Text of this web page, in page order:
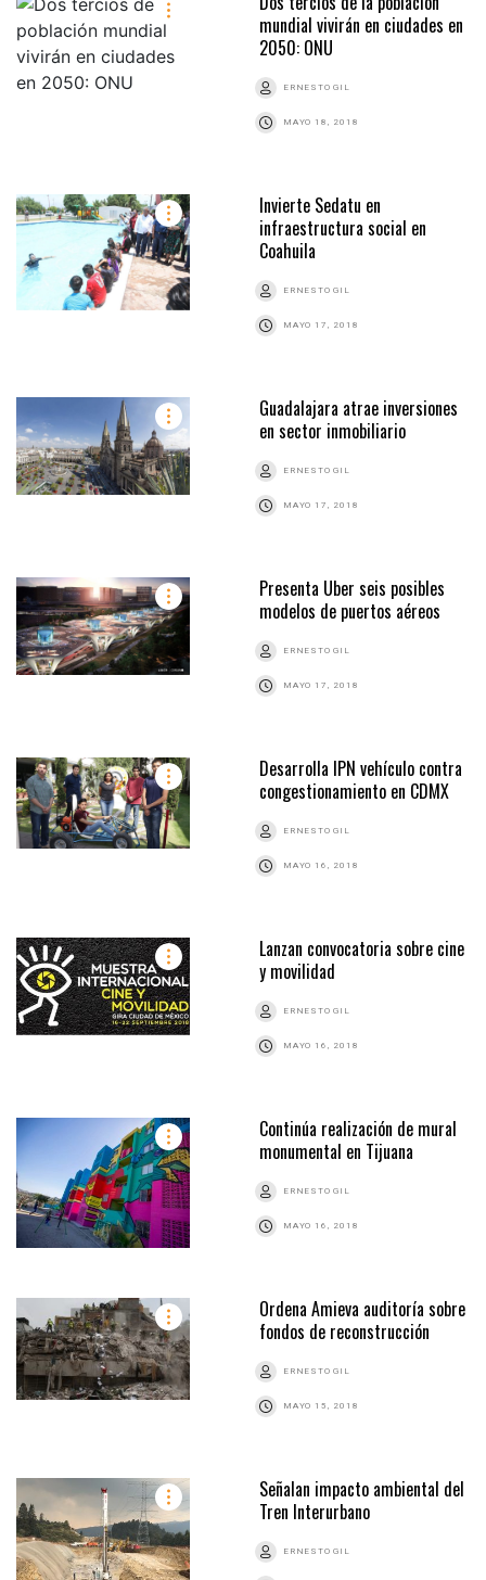
mundial vivirán en ciudades en
2050: ONU
ERNESTO GIL
MAYO 18, 2018
Invierte Sedatu en
infraestructura social en
Coahuila
ERNESTO GIL
MAYO 17, 2018
Guadalajara atrae inversiones
en sector inmobiliario
ERNESTO GIL
MAYO 17, 2018
Presenta Uber seis posibles
modelos de puertos aéreos
ERNESTO GIL
MAYO 17, 2018
Desarrolla IPN vehículo contra
congestionamiento en CDMX
ERNESTO GIL
MAYO 16, 2018
Lanzan convocatoria sobre cine
y movilidad
ERNESTO GIL
MAYO 16, 2018
Continúa realización de mural
monumental en Tijuana
ERNESTO GIL
MAYO 16, 2018
Ordena Amieva auditoría sobre
fondos de reconstrucción
ERNESTO GIL
MAYO 15, 2018
Señalan impacto ambiental del
Tren Interurbano
ERNESTO GIL